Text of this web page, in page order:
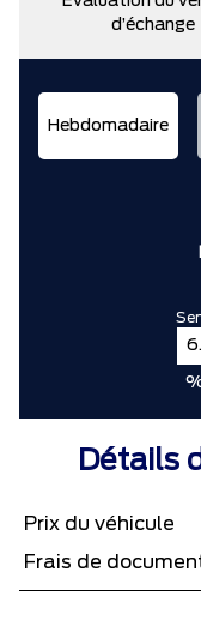
Détails
Prix ​​du véhicule
Frais de
d’échange
Hebdomadaire